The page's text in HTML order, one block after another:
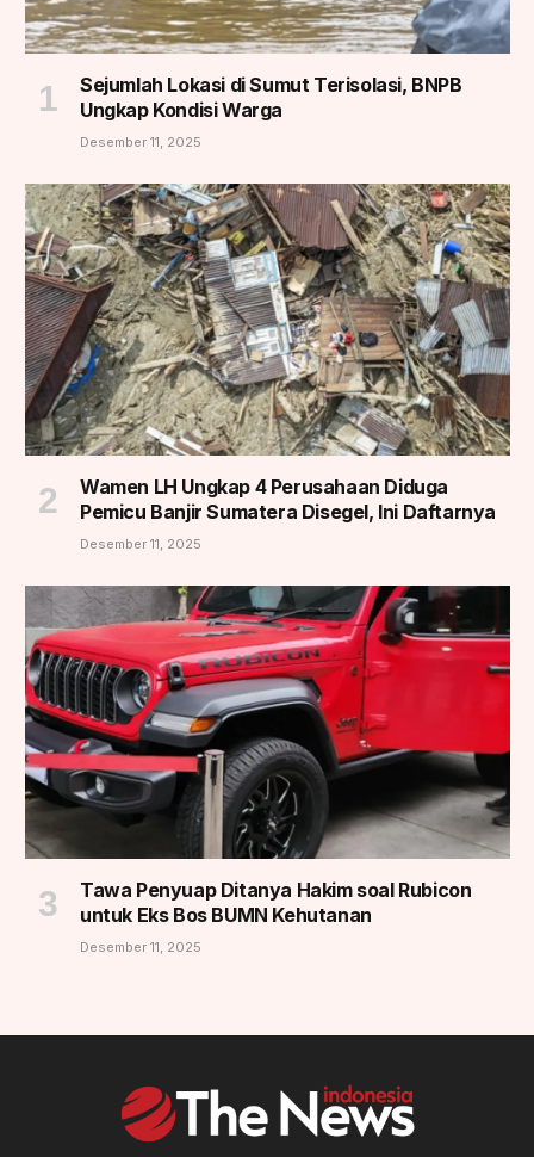
Sejumlah Lokasi di Sumut Terisolasi, BNPB
Ungkap Kondisi Warga
Desember 11, 2025
Wamen LH Ungkap 4 Perusahaan Diduga
Pemicu Banjir Sumatera Disegel, Ini Daftarnya
Desember 11, 2025
Tawa Penyuap Ditanya Hakim soal Rubicon
untuk Eks Bos BUMN Kehutanan
Desember 11, 2025